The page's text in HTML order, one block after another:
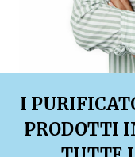
I
PRODOTTI